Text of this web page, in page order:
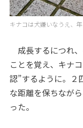
キナコは犬嫌いなうえ、
成長するにつれ
ことを覚え、キナ
認”するように。２
な距離を保ちなが
った。